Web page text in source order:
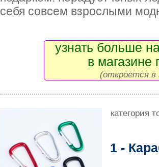
себя совсем взрослыми
узнать больше
в магазине
(откроется в
категория
1 -